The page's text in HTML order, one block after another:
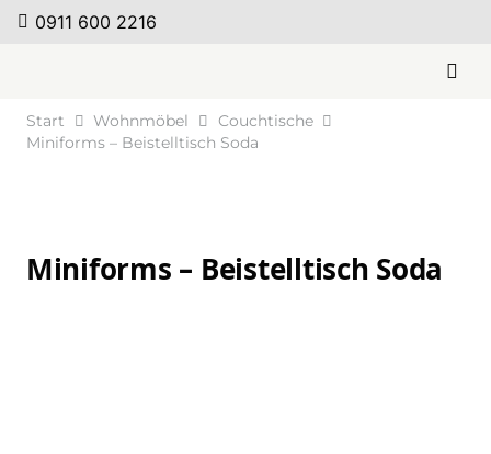
0911 600 2216
Start Wohnmöbel
Couchtische
Miniforms – Beistelltisch Soda
Miniforms – Beistelltisch Soda